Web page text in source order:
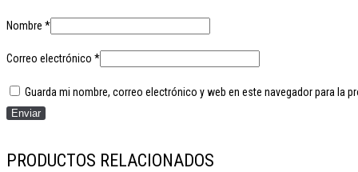
Nombre *
Correo electrónico *
Guarda mi nombre, correo electrónico y web en este navegador para la
PRODUCTOS RELACIONADOS